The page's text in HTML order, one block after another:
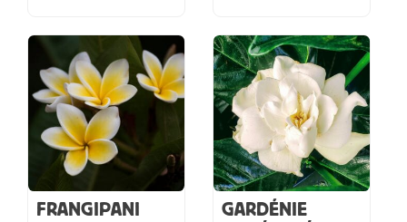
FRANGIPANI
GARDÉNIE